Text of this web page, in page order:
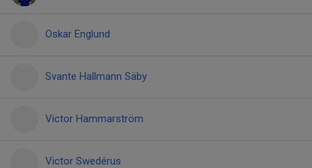
Oskar Englund
Svante Hallmann Säby
Victor Hammarström
Victor Swedérus